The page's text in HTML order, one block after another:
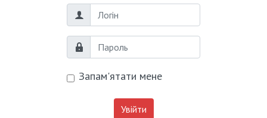
Логін
Пароль
Запам'ятати мене
Увійти